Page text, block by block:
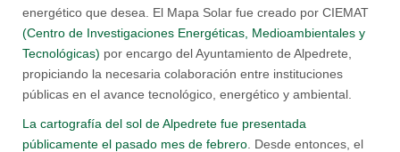
energético que desea. El Mapa Solar fue creado por CIEMAT
(Centro de Investigaciones Energéticas, Medioambientales y
Tecnológicas) por encargo del Ayuntamiento de Alpedrete,
propiciando la necesaria colaboración entre instituciones
públicas en el avance tecnológico, energético y ambiental.
La cartografía del sol de Alpedrete fue presentada
públicamente el pasado mes de febrero . Desde entonces, el